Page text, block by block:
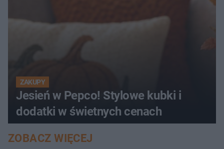
ZAKUPY
Jesień w Pepco! Stylowe kubki i
dodatki w świetnych cenach
ZOBACZ WIĘCEJ